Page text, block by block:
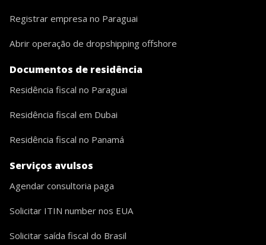
Registrar empresa no Paraguai
Abrir operação de dropshipping offshore
Documentos de residência
Residência fiscal no Paraguai
Residência fiscal em Dubai
Residência fiscal no Panamá
Serviços avulsos
Agendar consultoria paga
Solicitar ITIN number nos EUA
Solicitar saída fiscal do Brasil